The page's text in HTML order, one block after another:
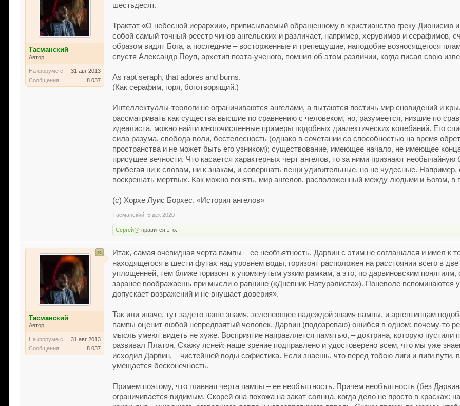
Тасманский
Автор
На форуме с:
31 авг 2013
Сообщения:
8.037
шестьдесят.
Трактат «О небесной иерархии», приписываемый обращенному в христианство греку
собой самый точный реестр чинов ангельских и различает, например, херувимов и
образом видят Бога, а последние – восторженные и трепещущие, наподобие возносящегося
спустя Александр Поуп, архетип поэта-ученого, помнил об этом различии, когда писал свою
As rapt seraph, that adores and burns.
(Как серафим, горя, боготворящий.)
Интеллектуалы-теологи не ограничиваются ангелами, а пытаются постичь мир сновидений и
рассматривать как существа высшие по сравнению с человеком, но, разумеется, низшие по
идеалиста, можно найти многочисленные примеры подобных диалектических колебаний. Его
сила разума, свобода воли, бестелесность (однако в сочетании со способностью на время
пространства и не может быть его узником); существование, имеющее начало, не имеющее
присущее вечности. Что касается характерных черт ангелов, то за ними признают
прибегая ни к словам, ни к знакам, и совершать вещи удивительные, но не чудесные. Например,
воскрешать мертвых. Как можно понять, мир ангелов, расположенный между людьми и Богом, в
(с) Хорхе Луис Борхес. «История ангелов»
Тасманский 5 дек 2020
Сергей@ нравится это.
Тасманский
Автор
На форуме с:
31 авг 2013
Сообщения:
8.037
Итак, самая очевидная черта пампы – ее необъятность. Дарвин с этим не соглашался и имел к
находящегося в шести футах над уровнем воды, горизонт расположен на расстоянии всего в
уплощенней, тем ближе горизонт к упомянутым узким рамкам, а это, по дарвиновским
заранее воображаешь при мысли о равнине («Дневник Натуралиста»). Поневоле
допускает возражений и не внушает доверия».
Так или иначе, тут задето наше знамя, зеленеющее надеждой знамя пампы, и аргентинцам
пампы оценит любой непредвзятый человек. Дарвин (подозреваю) ошибся в одном: почему-то
мысль умеют видеть не хуже. Восприятие направляется памятью, – доктрина, которую пустили
развивал Платон. Скажу ясней: наше зрение подправлено и удостоверено всем, что мы уже
исходил Дарвин, – чистейшей воды софистика. Если знаешь, что перед тобою лиги и лиги
умещается бесконечность.
Примем поэтому, что главная черта пампы – ее необъятность. Причем необъятность (без
ограничивается видимым. Скорей она похожа на закат солнца, когда дело не просто в